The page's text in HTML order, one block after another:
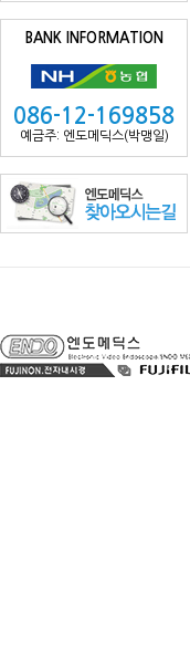
BANK INFORMATION
086-12-169858
예금주: 엔도메딕스(박맹일)